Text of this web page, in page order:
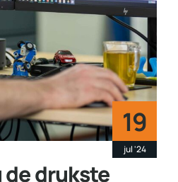
19
jul '24
de drukste